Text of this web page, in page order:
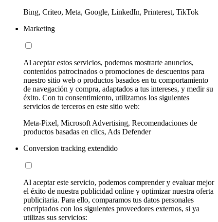
Bing, Criteo, Meta, Google, LinkedIn, Printerest, TikTok
Marketing
Al aceptar estos servicios, podemos mostrarte anuncios,
contenidos patrocinados o promociones de descuentos para
nuestro sitio web o productos basados en tu comportamiento
de navegación y compra, adaptados a tus intereses, y medir su
éxito. Con tu consentimiento, utilizamos los siguientes
servicios de terceros en este sitio web:
Meta-Pixel, Microsoft Advertising, Recomendaciones de
productos basadas en clics, Ads Defender
Conversion tracking extendido
Al aceptar este servicio, podemos comprender y evaluar mejor
el éxito de nuestra publicidad online y optimizar nuestra oferta
publicitaria. Para ello, comparamos tus datos personales
encriptados con los siguientes proveedores externos, si ya
utilizas sus servicios: